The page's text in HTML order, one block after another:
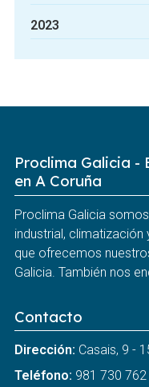
2023
Proclima Galicia -
en A Coruña
Proclima Galicia
industrial,
que ofrecemos
Galicia. También nos
Contacto
Dirección: Casais, 9 -
Teléfono: 981 730 762